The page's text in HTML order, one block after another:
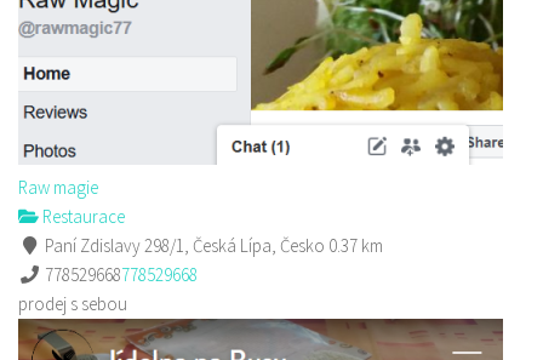
Raw magie
Restaurace
Paní Zdislavy 298/1, Česká Lípa, Česko 0.37 km
778529668778529668
prodej s sebou